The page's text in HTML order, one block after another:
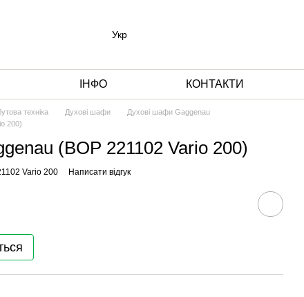
Укр
ІНФО КОНТАКТИ
техніка Духові шафи
Духові шафи Gaggenau
200)
(BOP 221102 Vario 200)
Vario 200 Написати відгук